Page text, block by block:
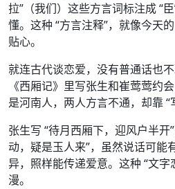
拉”（我们）这些方言词标注成 “
懂。这种 “方言注释”，就像今天
贴心。
就连古代谈恋爱，没有普通话也
《西厢记》里写张生和崔莺莺约
是河南人，两人方言不通，却靠 “
张生写 “待月西厢下，迎风户半开
动，疑是玉人来”，虽然说话可能
异，照样能传递爱意。这种 “文字
漫。